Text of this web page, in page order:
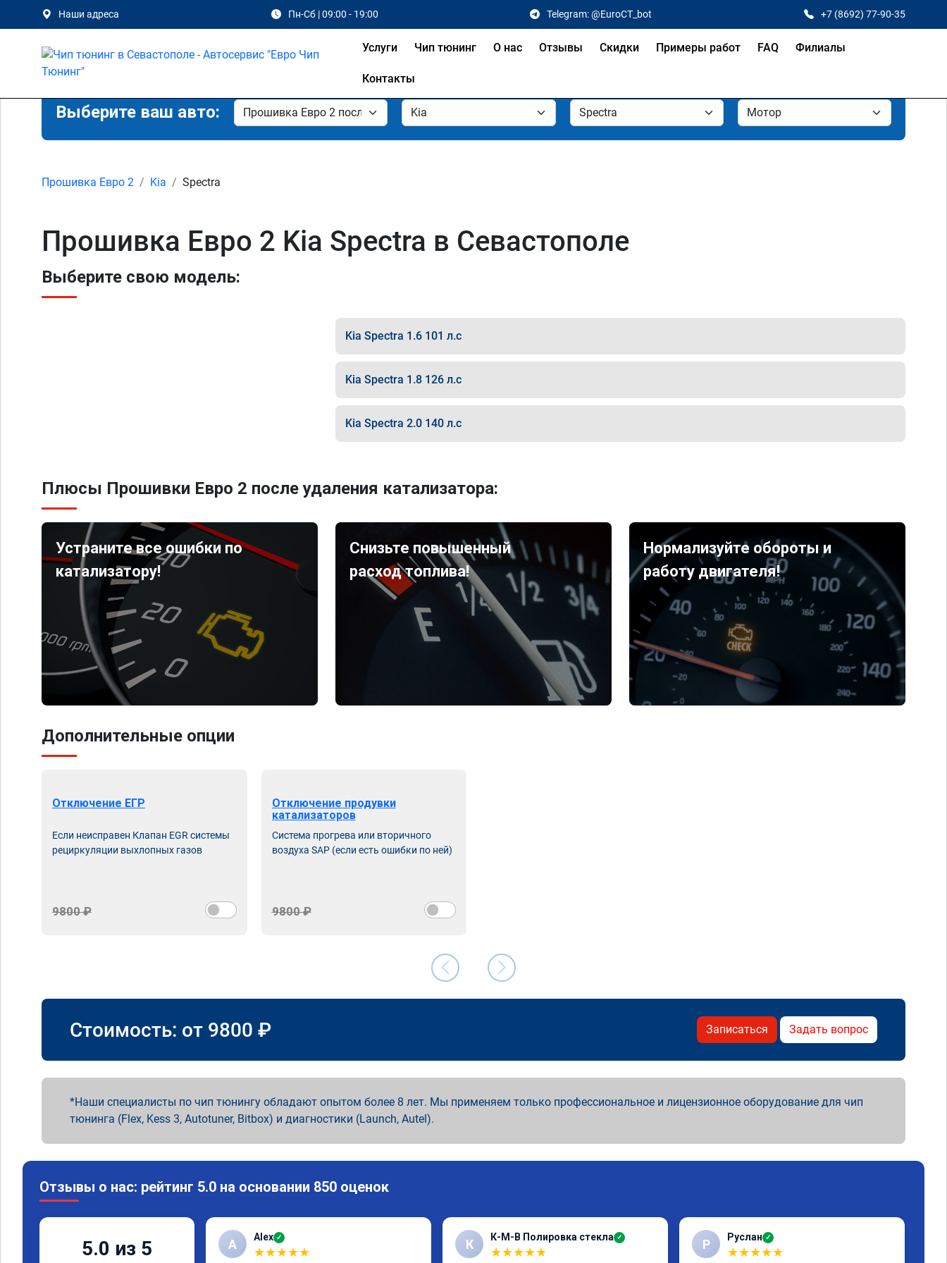
Наши адреса Пн-Сб | 09:00 - 19:00 Telegram: @EuroCT_bot +7 (8692) 77-90-35
Услуги Чип тюнинг О нас Отзывы Скидки Примеры работ FAQ Филиалы
Контакты
Выберите ваш авто:
Прошивка Евро 2 Kia Spectra
Прошивка Евро 2 Kia Spectra в Севастополе
Выберите свою модель:
Kia Spectra 1.6 101 л.с
Kia Spectra 1.8 126 л.с
Kia Spectra 2.0 140 л.с
Плюсы Прошивки Евро 2 после удаления катализатора:
Устраните все ошибки по
катализатору!
Снизьте повышенный
расход топлива!
Нормализуйте обороты и
работу двигателя!
Дополнительные опции
Отключение ЕГР
Если неисправен Клапан EGR системы
рециркуляции выхлопных газов
9800 ₽
Отключение продувки
катализаторов
Система прогрева или вторичного
воздуха SAP (если есть ошибки по ней)
9800 ₽
Стоимость: от 9800 ₽ Записаться Задать вопрос
Наши специалисты по чип тюнингу обладают опытом более 8 лет. Мы применяем только профессиональное и лицензионное оборудование для чип
тюнинга (Flex, Kess 3, Autotuner, Bitbox) и диагностики (Launch, Autel).
Отзывы о нас: рейтинг 5.0 на основании 850 оценок
5.0 из 5 A Alex ✓
★★★★★
К К-М-В Полировка стекла ✓
★★★★★
Р Руслан ✓
★★★★★